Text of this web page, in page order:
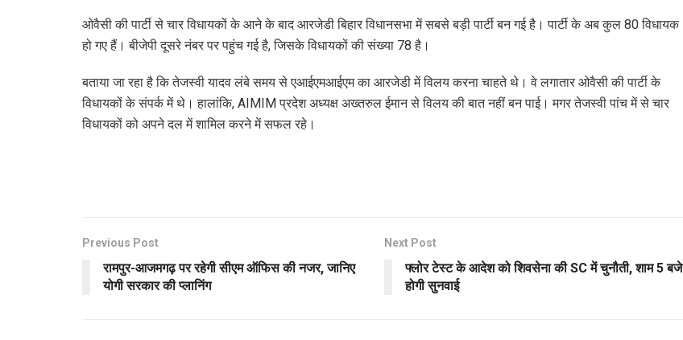
ओवैसी की पार्टी से चार विधायकों के आने के बाद आरजेडी बिहार विधानसभा में सबसे बड़ी पार्टी बन गई है। पार्टी के अब कुल 80 विधायक
हो गए हैं। बीजेपी दूसरे नंबर पर पहुंच गई है, जिसके विधायकों की संख्या 78 है।
बताया जा रहा है कि तेजस्वी यादव लंबे समय से एआईएमआईएम का आरजेडी में विलय करना चाहते थे। वे लगातार ओवैसी की पार्टी के
विधायकों के संपर्क में थे। हालांकि, AIMIM प्रदेश अध्यक्ष अख्तरुल ईमान से विलय की बात नहीं बन पाई। मगर तेजस्वी पांच में से चार
विधायकों को अपने दल में शामिल करने में सफल रहे।
Previous Post
रामपुर-आजमगढ़ पर रहेगी सीएम ऑफिस की नजर, जानिए
योगी सरकार की प्लानिंग
Next Post
फ्लोर टेस्ट के आदेश को शिवसेना की SC में चुनौती, शाम 5 बजे
होगी सुनवाई